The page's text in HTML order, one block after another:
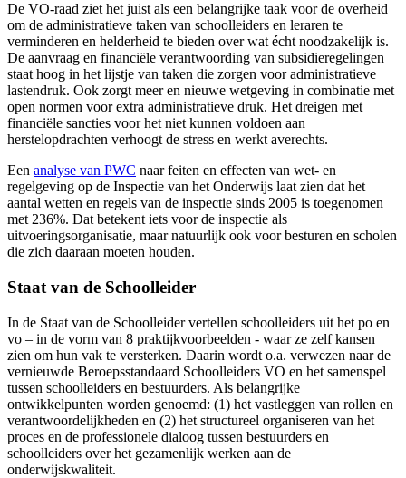
De VO-raad ziet het juist als een belangrijke taak voor de overheid
om de administratieve taken van schoolleiders en leraren te
verminderen en helderheid te bieden over wat écht noodzakelijk is.
De aanvraag en financiële verantwoording van subsidieregelingen
staat hoog in het lijstje van taken die zorgen voor administratieve
lastendruk. Ook zorgt meer en nieuwe wetgeving in combinatie met
open normen voor extra administratieve druk. Het dreigen met
financiële sancties voor het niet kunnen voldoen aan
herstelopdrachten verhoogt de stress en werkt averechts.
Een analyse van PWC naar feiten en effecten van wet- en
regelgeving op de Inspectie van het Onderwijs laat zien dat het
aantal wetten en regels van de inspectie sinds 2005 is toegenomen
met 236%. Dat betekent iets voor de inspectie als
uitvoeringsorganisatie, maar natuurlijk ook voor besturen en scholen
die zich daaraan moeten houden.
Staat van de Schoolleider
In de Staat van de Schoolleider vertellen schoolleiders uit het po en
vo – in de vorm van 8 praktijkvoorbeelden - waar ze zelf kansen
zien om hun vak te versterken. Daarin wordt o.a. verwezen naar de
vernieuwde Beroepsstandaard Schoolleiders VO en het samenspel
tussen schoolleiders en bestuurders. Als belangrijke
ontwikkelpunten worden genoemd: (1) het vastleggen van rollen en
verantwoordelijkheden en (2) het structureel organiseren van het
proces en de professionele dialoog tussen bestuurders en
schoolleiders over het gezamenlijk werken aan de
onderwijskwaliteit.